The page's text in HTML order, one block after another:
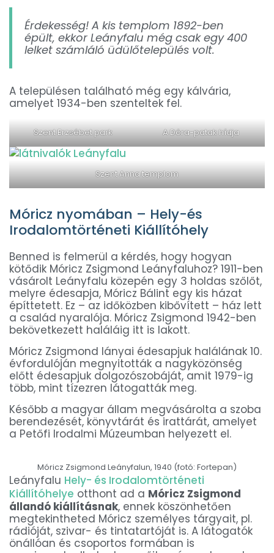
Érdekesség! A kis templom 1892-ben
épült, ekkor Leányfalu még csak egy 400
lelket számláló üdülőtelepülés volt.
A településen található még egy kálvária,
amelyet 1934-ben szenteltek fel.
Szent Erzsébet park A Dóra-patak hídja
Szent Anna templom
Móricz nyomában – Hely-és
Irodalomtörténeti Kiállítóhely
Benned is felmerül a kérdés, hogy hogyan
kötődik Móricz Zsigmond Leányfaluhoz? 1911-ben
vásárolt Leányfalu közepén egy 3 holdas szőlőt,
melyre édesapja, Móricz Bálint egy kis házat
építtetett. Ez – az időközben kibővített – ház lett
a család nyaralója. Móricz Zsigmond 1942-ben
bekövetkezett haláláig itt is lakott.
Móricz Zsigmond lányai édesapjuk halálának 10.
évfordulóján megnyitották a nagyközönség
előtt édesapjuk dolgozószobáját, amit 1979-ig
több, mint tízezren látogatták meg.
Később a magyar állam megvásárolta a szoba
berendezését, könyvtárát és irattárát, amelyet
a Petőfi Irodalmi Múzeumban helyezett el.
Móricz Zsigmond Leányfalun, 1940 (fotó: Fortepan)
Leányfalu Hely- és Irodalomtörténeti
Kiállítóhelye otthont ad a Móricz Zsigmond
állandó kiállításnak, ennek köszönhetően
megtekintheted Móricz személyes tárgyait, pl.
rádióját, szivar- és tintatartóját is. A látogatók
önállóan és csoportos formában is